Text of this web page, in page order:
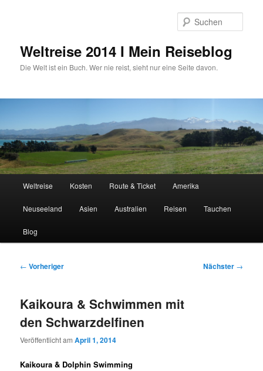
Weltreise 2014 I Mein Reiseblog
Die Welt ist ein Buch. Wer nie reist, sieht nur eine Seite davon.
Weltreise Kosten Route & Ticket Amerika
Neuseeland Asien Australien Reisen Tauchen
Blog
Beitragsnavigation
← Vorheriger Nächster →
Kaikoura & Schwimmen mit
den Schwarzdelfinen
Veröffentlicht amApril 1, 2014
Kaikoura & Dolphin Swimming